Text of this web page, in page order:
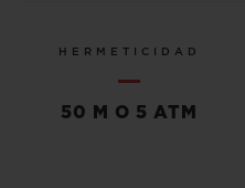
HERMETICIDAD
50 M O 5 ATM